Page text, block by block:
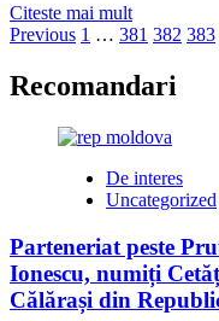
Citeste mai multRead
more
Milescu
a
până
ultima
clipă,
va
fi
câştigător
Paginație
articole
Previous 1 … 381 382 383
Recomandari
De interes
Uncategorized
Parteneriat peste
Ionescu, numiți
Călărași din